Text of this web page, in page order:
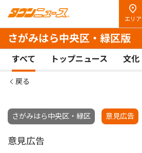
エリア
さがみはら中央区・緑区版
すべて トップニュース 文化
戻る
さがみはら中央区・緑区 意見広告
意見広告